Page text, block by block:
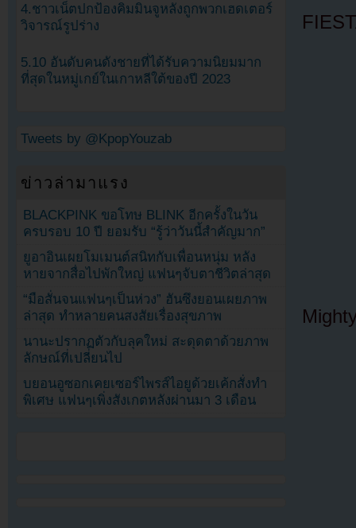
4.ชาวเน็ตปกป้องคิมมินจูหลังถูกพวกเฮดเตอร์
วิจารณ์รูปร่าง
5.10 อันดับคนดังชายที่ได้รับความนิยมมาก
ที่สุดในหมู่เกย์ในเกาหลีใต้ของปี 2023
Tweets by @KpopYouzab
ข่าวล่ามาแรง
BLACKPINK ขอโทษ BLINK อีกครั้งในวัน
ครบรอบ 10 ปี ยอมรับ “รู้ว่าวันนี้สำคัญมาก”
ยูอาอินเผยโมเมนต์สนิทกับเพื่อนหนุ่ม หลัง
หายจากสื่อไปพักใหญ่ แฟนๆจับตาชีวิตล่าสุด
“มือสั่นจนแฟนๆเป็นห่วง” ฮันซึงยอนเผยภาพ
ล่าสุด ทำหลายคนสงสัยเรื่องสุขภาพ
นานะปรากฏตัวกับลุคใหม่ สะดุดตาด้วยภาพ
ลักษณ์ที่เปลี่ยนไป
บยอนอูซอกเคยเซอร์ไพรส์ไอยูด้วยเค้กสั่งทำ
พิเศษ แฟนๆเพิ่งสังเกตหลังผ่านมา 3 เดือน